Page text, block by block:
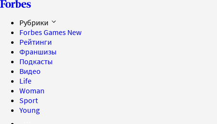
Рубрики
Forbes Games New
Рейтинги
Франшизы
Подкасты
Видео
Life
Woman
Sport
Young